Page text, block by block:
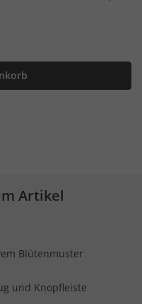
Artikel
Blütenmuster
und Knopfleiste